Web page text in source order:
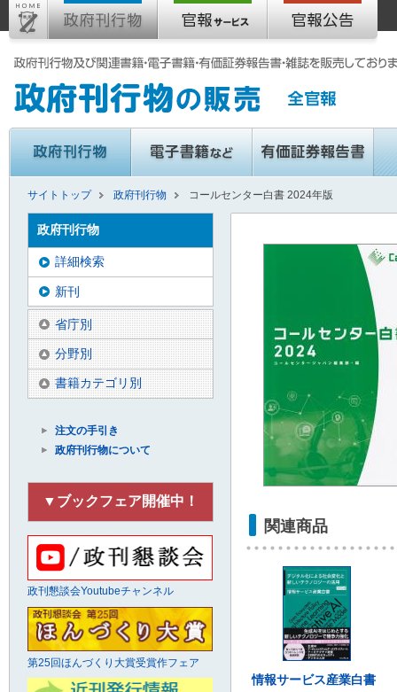
サイトトップ 政府刊行物 コールセンター白書 2024年版
関連商品
情報サービス産業白書
政府刊行物
詳細検索
新刊
省庁別
分野別
書籍カテゴリ別
注文の手引き
政府刊行物について
▼ブックフェア開催中！
政刊懇談会Youtubeチャンネル
第25回ほんづくり大賞受賞作フェア